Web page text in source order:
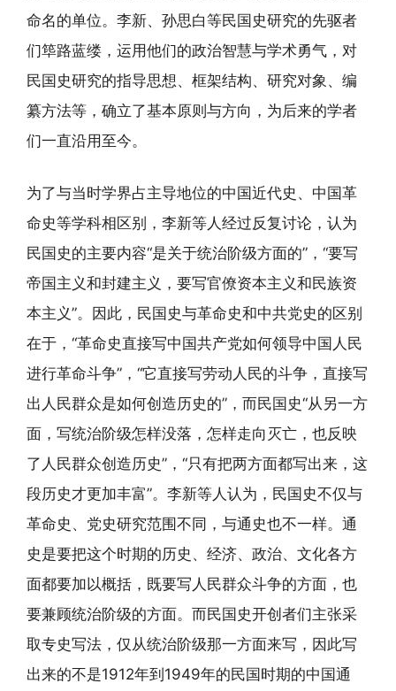
命名的单位。李新、孙思白等民国史研究的先驱者
们筚路蓝缕，运用他们的政治智慧与学术勇气，对
民国史研究的指导思想、框架结构、研究对象、编
纂方法等，确立了基本原则与方向，为后来的学者
们一直沿用至今。
为了与当时学界占主导地位的中国近代史、中国革
命史等学科相区别，李新等人经过反复讨论，认为
民国史的主要内容“是关于统治阶级方面的”，“要写
帝国主义和封建主义，要写官僚资本主义和民族资
本主义”。因此，民国史与革命史和中共党史的区别
在于，“革命史直接写中国共产党如何领导中国人民
进行革命斗争”，“它直接写劳动人民的斗争，直接写
出人民群众是如何创造历史的”，而民国史“从另一方
面，写统治阶级怎样没落，怎样走向灭亡，也反映
了人民群众创造历史”，“只有把两方面都写出来，这
段历史才更加丰富”。李新等人认为，民国史不仅与
革命史、党史研究范围不同，与通史也不一样。通
史是要把这个时期的历史、经济、政治、文化各方
面都要加以概括，既要写人民群众斗争的方面，也
要兼顾统治阶级的方面。而民国史开创者们主张采
取专史写法，仅从统治阶级那一方面来写，因此写
出来的不是1912年到1949年的民国时期的中国通